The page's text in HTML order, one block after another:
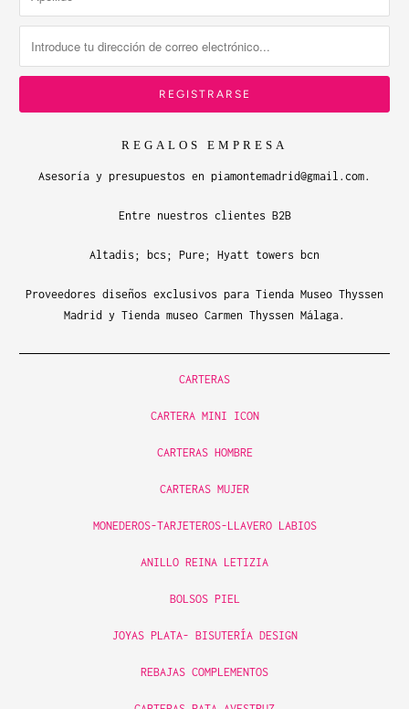
REGALOS EMPRESA
Asesoría y presupuestos en piamontemadrid@gmail.com.
Entre nuestros clientes B2B
Altadis; bcs; Pure; Hyatt towers bcn
Proveedores diseños exclusivos para Tienda Museo Thyssen
Madrid y Tienda museo Carmen Thyssen Málaga.
CARTERAS
CARTERA MINI ICON
CARTERAS HOMBRE
CARTERAS MUJER
MONEDEROS-TARJETEROS-LLAVERO LABIOS
ANILLO REINA LETIZIA
BOLSOS PIEL
JOYAS PLATA- BISUTERÍA DESIGN
REBAJAS COMPLEMENTOS